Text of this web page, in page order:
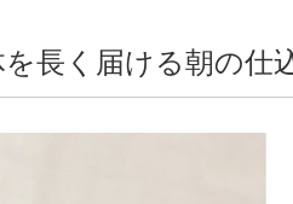
長く届ける朝の仕